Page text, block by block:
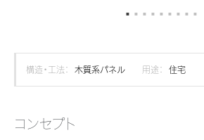
スムストック検索
分譲マンション検索
売る [MISAWA RELAY]
これから土地活用・賃貸経
土地活用の基礎から長期安定経営を目指すオ
役立つ多彩な情報を幅広くお届けします。
ホテル・旅館リフォーム
リフォーム営業所
事業用地・事業用建物
お客様センター
SDGs
構造・工法： 木質系パネル 用途： 住宅
コンセプト